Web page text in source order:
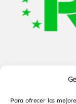
Para ofrecer las